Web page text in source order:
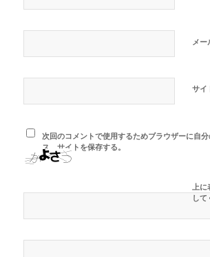
メー
サイ
次回のコメントで使用するためブラウザーに自
ス、サイトを保存する。
上に
して